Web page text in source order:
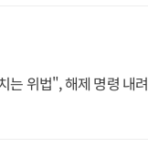
는 위법", 해제 명령 내려